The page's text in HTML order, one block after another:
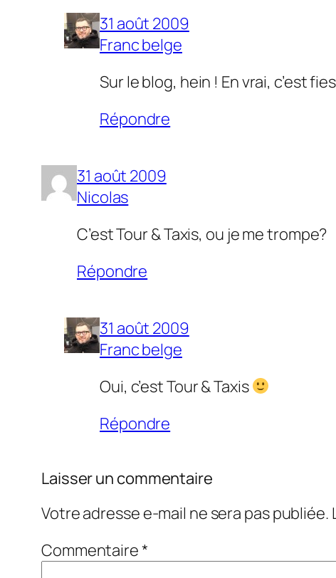
31 août 2009
Franc belge
Sur le blog, hein ! En vrai, c’est
Répondre
31 août 2009
Nicolas
C’est Tour & Taxis, ou je me trompe?
Répondre
31 août 2009
Franc belge
Oui, c’est Tour & Taxis
Répondre
Laisser un commentaire
Votre adresse e-mail ne sera pas publiée.
Commentaire*